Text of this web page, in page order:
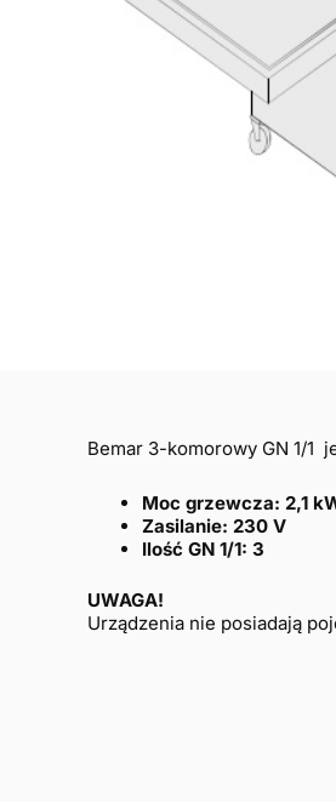
Bemar 3-komorowy GN 1/1
Moc grzewcza: 2,1
Zasilanie: 230 V
Ilość GN 1/1: 3
UWAGA!
Urządzenia nie posiadają